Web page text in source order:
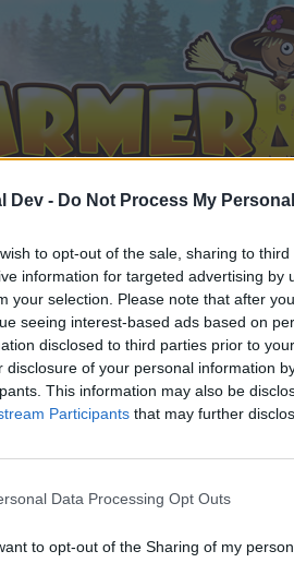
Dev - Do Not Process My
to opt-out of the sale, sharing to
information for targeted advertising by
your selection. Please note that after
seeing interest-based ads based on
disclosed to third parties prior to
disclosure of your personal information
This information may also be
Participants that may further
Data Processing Opt Outs
to opt-out of the Sharing of my
vor Frau_Schmitt stellt sich vor
gefällt
teilnehmen oder eigene
registriere Dich neu. Wir